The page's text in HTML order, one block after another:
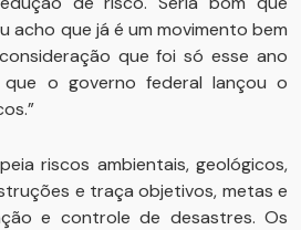
acho que já é um movimento bem
que foi só esse ano
que o governo federal lançou o
riscos ambientais, geológicos,
e traça objetivos, metas e
e controle de desastres. Os